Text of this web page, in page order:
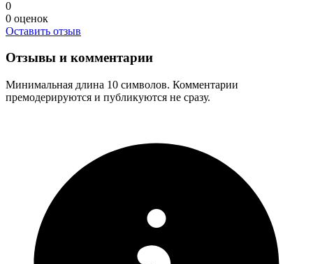
0
0 оценок
Оставить отзыв
Отзывы и комментарии
Минимальная длина 10 символов. Комментарии
премодерируются и публикуются не сразу.